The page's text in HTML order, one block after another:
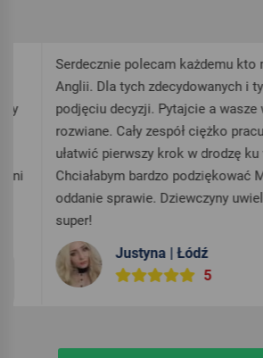
Serdecznie polecam każdemu kto
Anglii. Dla tych zdecydowanych i tych
podjęciu decyzji. Pytajcie a wasze
rozwiane. Cały zespół ciężko pracuje
ułatwić pierwszy krok w drodzę ku
Chciałabym bardzo podziękować
oddanie sprawie. Dziewczyny
super!
Justyna | Łódź
5